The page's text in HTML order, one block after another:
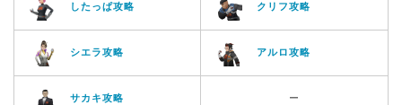
したっぱ攻略 クリフ攻略
シエラ攻略 アルロ攻略
サカキ攻略 ー